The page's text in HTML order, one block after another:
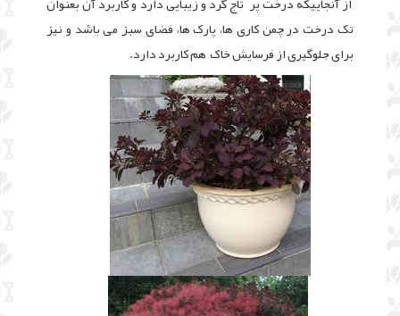
تک درخت در چمن کاری ها، پارک ها، فضای سبز می باشد و نیز
برای جلوگیری از فرسایش خاک هم کاربرد دارد.